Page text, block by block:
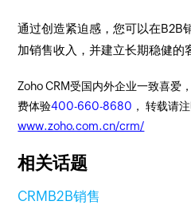
通过创造紧迫感，您可以在B2B
加销售收入，并建立长期稳健的
Zoho CRM受国内外企业一致喜爱
费体验400-660-8680 ， 转载请
www.zoho.com.cn/crm/
相关话题
CRM B2B销售